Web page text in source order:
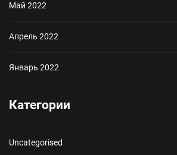
Май 2022
Апрель 2022
Январь 2022
Категории
Uncategorised